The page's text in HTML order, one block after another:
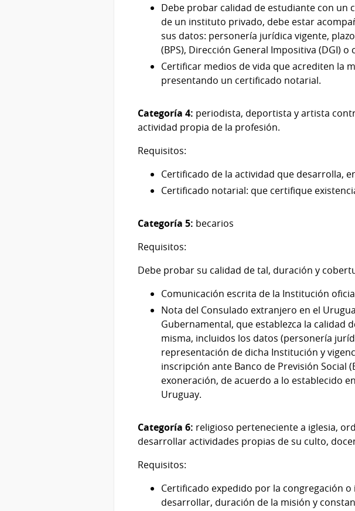
Debe probar calidad de estudiante con un
de un instituto privado, debe estar
sus datos: personería jurídica vigente,
(BPS), Dirección General Impositiva (DGI)
Certificar medios de vida que acrediten la
presentando un certificado notarial.
Categoría 4: periodista, deportista y artista
actividad propia de la profesión.
Requisitos:
Certificado de la actividad que desarrolla,
Certificado notarial: que certifique
Categoría 5: becarios
Requisitos:
Debe probar su calidad de tal, duración y
Comunicación escrita de la Institución
Nota del Consulado extranjero en el
Gubernamental, que establezca la calidad
misma, incluidos los datos (personería
representación de dicha Institución y
inscripción ante Banco de Previsión Social
exoneración, de acuerdo a lo establecido
Uruguay.
Categoría 6: religioso perteneciente a iglesia,
desarrollar actividades propias de su culto,
Requisitos:
Certificado expedido por la congregación
desarrollar, duración de la misión y